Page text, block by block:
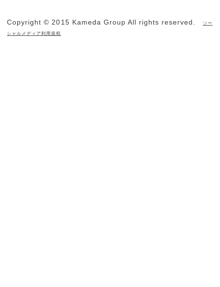
Copyright © 2015 Kameda Group All rights reserved. ソー
シャルメディア利用規程